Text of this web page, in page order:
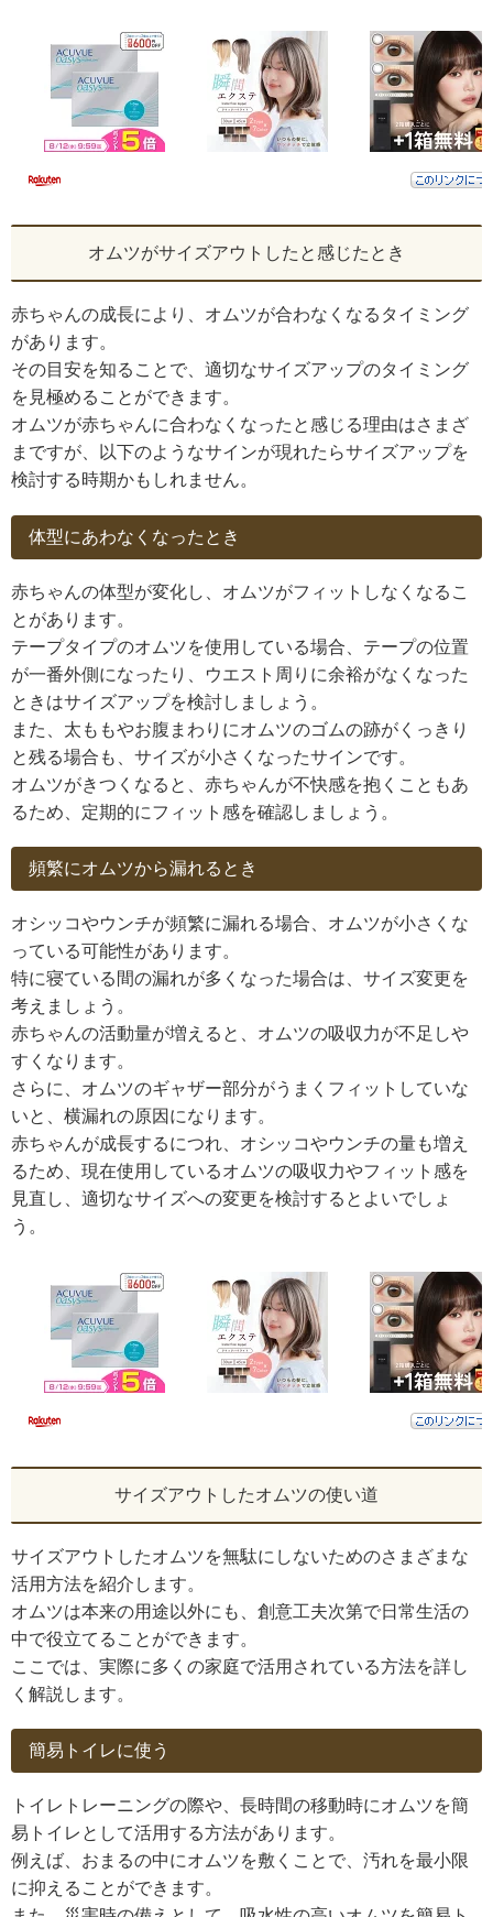
オムツがサイズアウトしたと感じたとき
赤ちゃんの成長により、オムツが合わなくなるタイミング
があります。
その目安を知ることで、適切なサイズアップのタイミング
を見極めることができます。
オムツが赤ちゃんに合わなくなったと感じる理由はさまざ
まですが、以下のようなサインが現れたらサイズアップを
検討する時期かもしれません。
体型にあわなくなったとき
赤ちゃんの体型が変化し、オムツがフィットしなくなるこ
とがあります。
テープタイプのオムツを使用している場合、テープの位置
が一番外側になったり、ウエスト周りに余裕がなくなった
ときはサイズアップを検討しましょう。
また、太ももやお腹まわりにオムツのゴムの跡がくっきり
と残る場合も、サイズが小さくなったサインです。
オムツがきつくなると、赤ちゃんが不快感を抱くこともあ
るため、定期的にフィット感を確認しましょう。
頻繁にオムツから漏れるとき
オシッコやウンチが頻繁に漏れる場合、オムツが小さくな
っている可能性があります。
特に寝ている間の漏れが多くなった場合は、サイズ変更を
考えましょう。
赤ちゃんの活動量が増えると、オムツの吸収力が不足しや
すくなります。
さらに、オムツのギャザー部分がうまくフィットしていな
いと、横漏れの原因になります。
赤ちゃんが成長するにつれ、オシッコやウンチの量も増え
るため、現在使用しているオムツの吸収力やフィット感を
見直し、適切なサイズへの変更を検討するとよいでしょ
う。
サイズアウトしたオムツの使い道
サイズアウトしたオムツを無駄にしないためのさまざまな
活用方法を紹介します。
オムツは本来の用途以外にも、創意工夫次第で日常生活の
中で役立てることができます。
ここでは、実際に多くの家庭で活用されている方法を詳し
く解説します。
簡易トイレに使う
トイレトレーニングの際や、長時間の移動時にオムツを簡
易トイレとして活用する方法があります。
例えば、おまるの中にオムツを敷くことで、汚れを最小限
に抑えることができます。